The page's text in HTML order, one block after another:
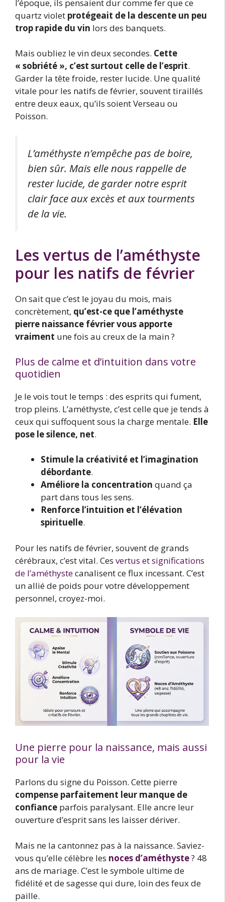
l’époque, ils pensaient dur comme fer que ce
quartz violet protégeait de la descente un peu
trop rapide du vin lors des banquets.
Mais oubliez le vin deux secondes. Cette
« sobriété », c’est surtout celle de l’esprit.
Garder la tête froide, rester lucide. Une qualité
vitale pour les natifs de février, souvent tiraillés
entre deux eaux, qu’ils soient Verseau ou
Poisson.
L’améthyste n’empêche pas de boire,
bien sûr. Mais elle nous rappelle de
rester lucide, de garder notre esprit
clair face aux excès et aux tourments
de la vie.
Les vertus de l’améthyste
pour les natifs de février
On sait que c’est le joyau du mois, mais
concrètement, qu’est-ce que l’améthyste
pierre naissance février vous apporte
vraiment une fois au creux de la main ?
Plus de calme et d’intuition dans votre
quotidien
Je le vois tout le temps : des esprits qui fument,
trop pleins. L’améthyste, c’est celle que je tends à
ceux qui suffoquent sous la charge mentale. Elle
pose le silence, net.
Stimule la créativité et l’imagination
débordante.
Améliore la concentration quand ça
part dans tous les sens.
Renforce l’intuition et l’élévation
spirituelle.
Pour les natifs de février, souvent de grands
cérébraux, c’est vital. Ces vertus et significations
de l’améthystecanalisent ce flux incessant. C’est
un allié de poids pour votre développement
personnel, croyez-moi.
Une pierre pour la naissance, mais aussi
pour la vie
Parlons du signe du Poisson. Cette pierre
compense parfaitement leur manque de
confiance parfois paralysant. Elle ancre leur
ouverture d’esprit sans les laisser dériver.
Mais ne la cantonnez pas à la naissance. Saviez-
vous qu’elle célèbre les noces d’améthyste? 48
ans de mariage. C’est le symbole ultime de
fidélité et de sagesse qui dure, loin des feux de
paille.